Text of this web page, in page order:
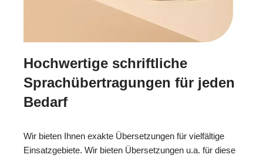
Hochwertige schriftliche
Sprachübertragungen für jeden
Bedarf
Wir bieten Ihnen exakte Übersetzungen für vielfältige
Einsatzgebiete. Wir bieten Übersetzungen u.a. für diese